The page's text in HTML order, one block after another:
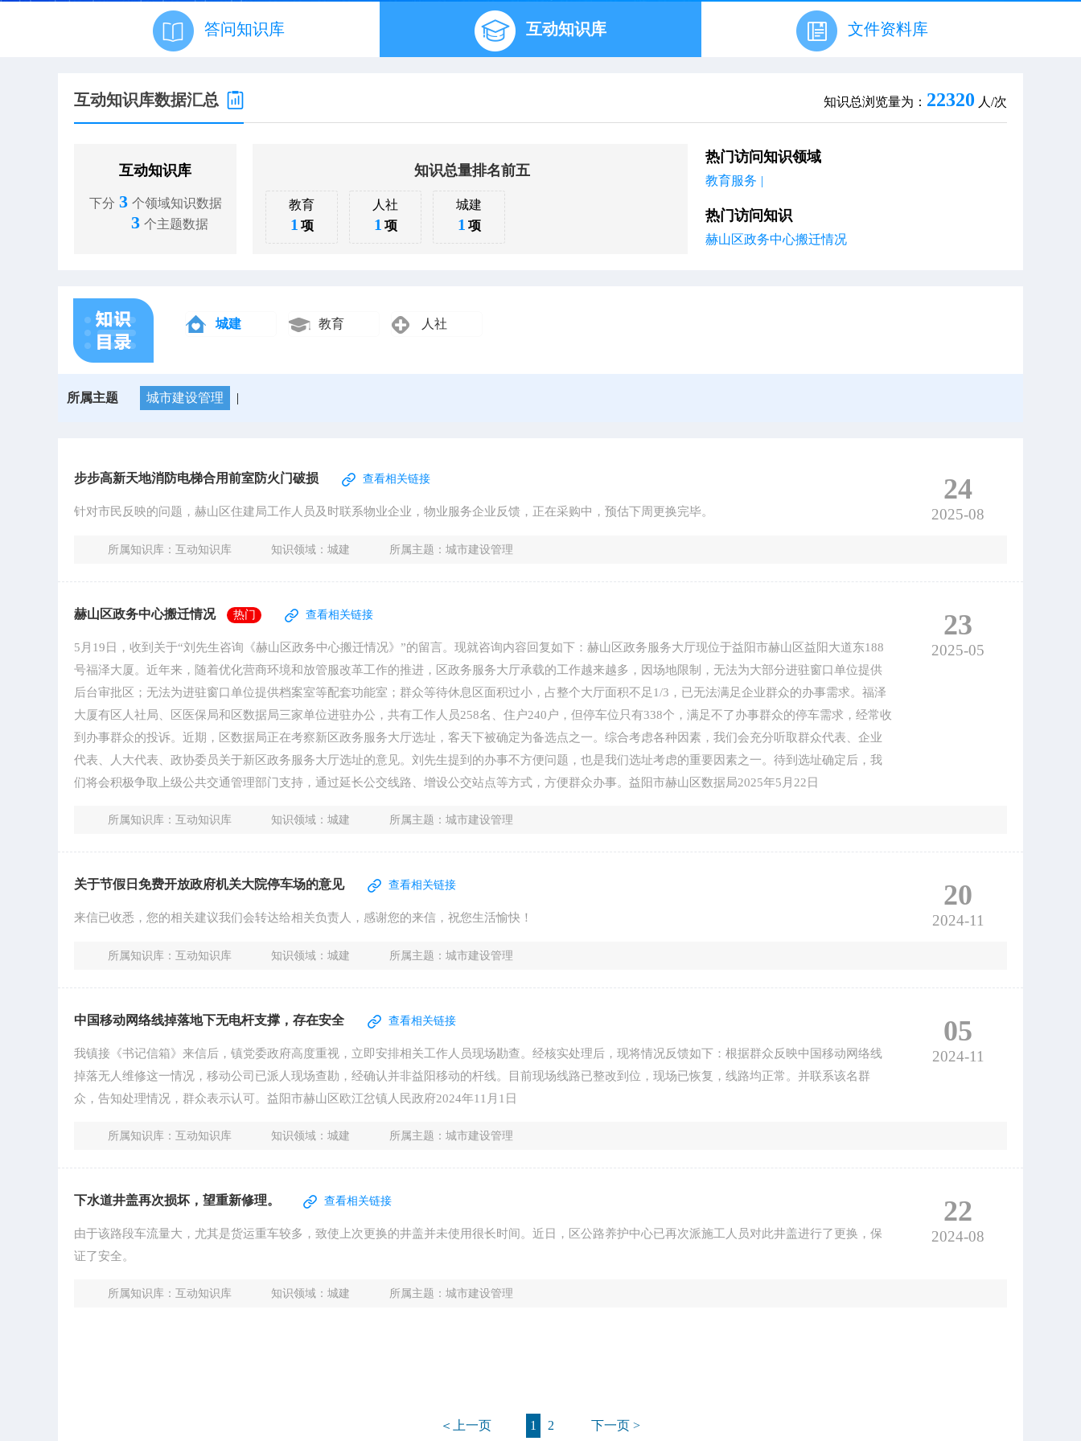
答问知识库 互动知识库 文件资料库
互动知识库数据汇总 知识总浏览量为： 22320 人/次
互动知识库
下分 3 个领域知识数据
3 个主题数据
知识总量排名前五
教育
1 项
人社
1 项
城建
1 项
热门访问知识领域
教育服务 |
热门访问知识
赫山区政务中心搬迁情况
城建 教育 人社
所属主题 城市建设管理 |